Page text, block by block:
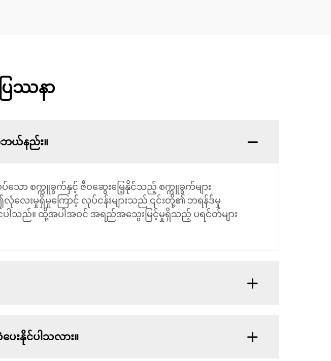
ြဿနာ
ဘယ်နည်း။
စက္ကူခွက်နှင့် ဇီဝဆွေးမြေ့နိုင်သည့် စက္ကူခွက်များ
လုံလေးမှုရှိမှုကြောင့် လုပ်ငန်းများသည် ၎င်းတို့၏ ဘရန်ဒ်မှု
ါသည်။ ထို့အပါအဝင် အရည်အသွေးမြင့်မှုရှိသည့် ပရင်တ်များ
ေးနိုင်ပါသလား။